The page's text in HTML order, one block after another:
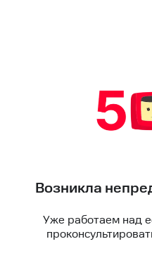
Возникла
Уже работаем над